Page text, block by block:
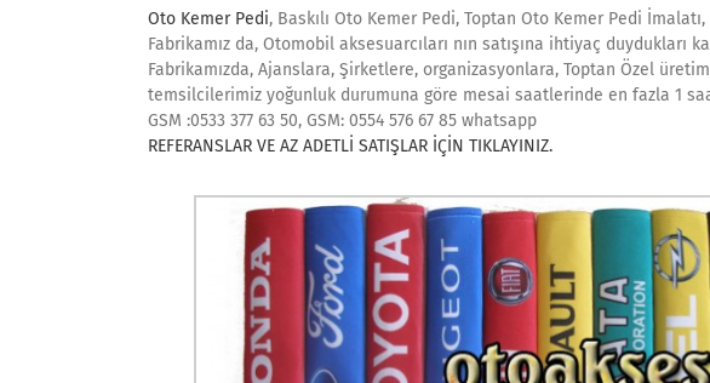
Oto Kemer Pedi, Baskılı Oto Kemer Pedi, Toptan Oto Kemer Pedi İmalatı,
Fabrikamız da, Otomobil aksesuarcıları nın satışına ihtiyaç duydukları
Fabrikamızda, Ajanslara, Şirketlere, organizasyonlara, Toptan Özel
temsilcilerimiz yoğunluk durumuna göre mesai saatlerinde en fazla 1
GSM :0533 377 63 50, GSM: 0554 576 67 85 whatsapp
REFERANSLAR VE AZ ADETLİ SATIŞLAR İÇİN TIKLAYINIZ.